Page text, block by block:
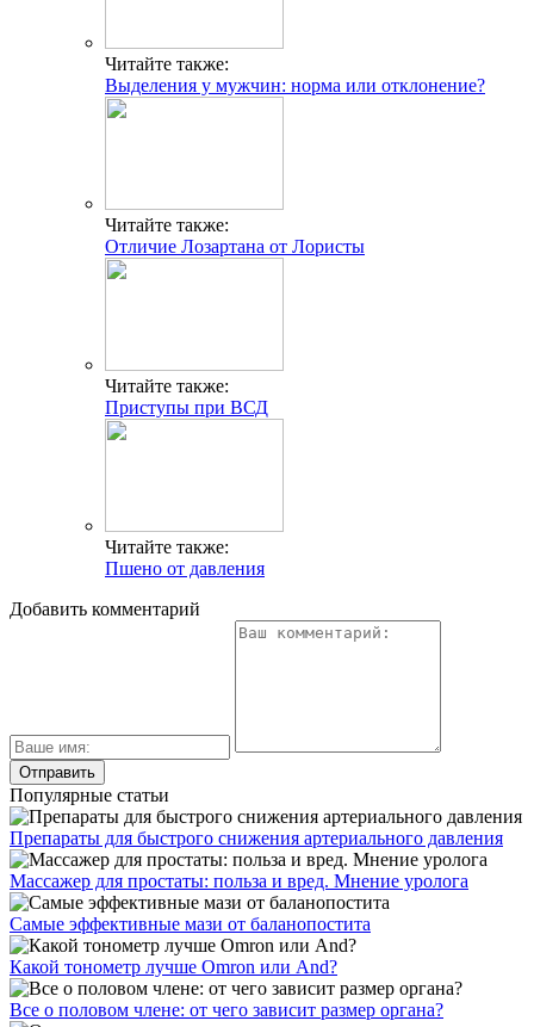
Читайте также:
Выделения у мужчин: норма или отклонение?
Читайте также:
Отличие Лозартана от Лористы
Читайте также:
Приступы при ВСД
Читайте также:
Пшено от давления
Добавить комментарий
Популярные статьи
Препараты для быстрого снижения артериального давления
Массажер для простаты: польза и вред. Мнение уролога
Самые эффективные мази от баланопостита
Какой тонометр лучше Omron или And?
Все о половом члене: от чего зависит размер органа?